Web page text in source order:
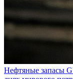
Нефтяные запасы